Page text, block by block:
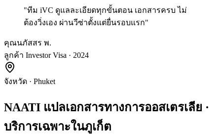
"ทีม iVC ดูแลละเอียดทุกขั้นตอน เอกสารครบ ไม่
ต้องวิ่งเอง ผ่านวีซ่าตั้งแต่ยื่นรอบแรก"
คุณนภัสสร พ.
ลูกค้า Investor Visa · 2024
จังหวัด · Phuket
NAATI แปลเอกสารทางการออสเตรเลีย ·
บริการเฉพาะในภูเก็ต